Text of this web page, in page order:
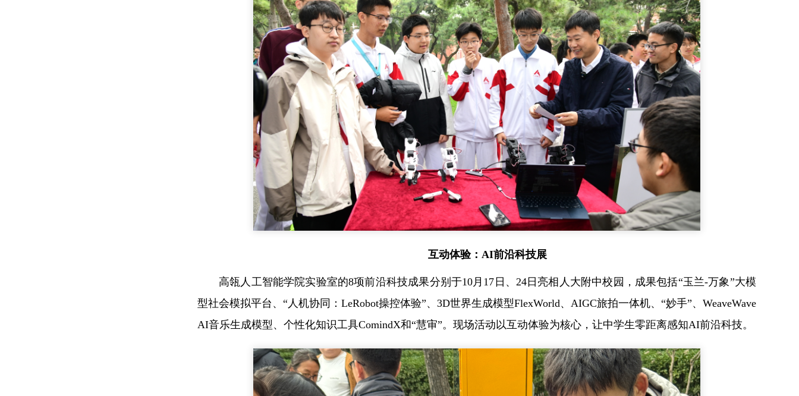
互动体验：AI前沿科技展
高瓴人工智能学院实验室的8项前沿科技成果分别于10月17日、24日亮相人大附中校园，成果包括“玉兰-万象”大模
型社会模拟平台、“人机协同：LeRobot操控体验”、3D世界生成模型FlexWorld、AIGC旅拍一体机、“妙手”、WeaveWave
AI音乐生成模型、个性化知识工具ComindX和“慧审”。现场活动以互动体验为核心，让中学生零距离感知AI前沿科技。